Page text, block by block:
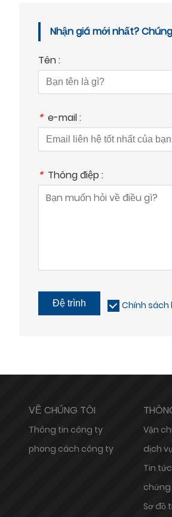
Nhận giá mới nhất?
Tên :
* e-mail :
* Thông điệp :
Đệ trình Chính sách
VỀ CHÚNG TÔI
Thông tin công ty
phong cách công ty
Vận
dịch
Tin tức
chứng
Sơ đồ